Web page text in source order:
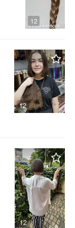
12
12
12